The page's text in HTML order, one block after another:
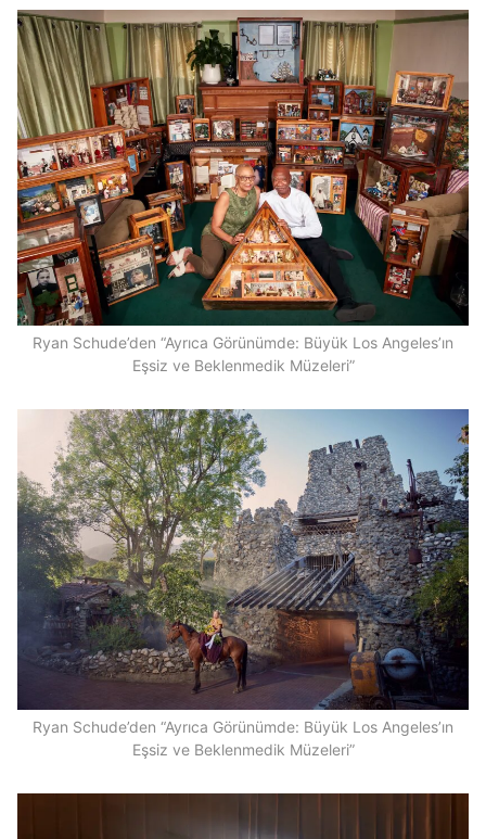
Ryan Schude’den “Ayrıca Görünümde: Büyük Los Angeles’ın
Eşsiz ve Beklenmedik Müzeleri”
Ryan Schude’den “Ayrıca Görünümde: Büyük Los Angeles’ın
Eşsiz ve Beklenmedik Müzeleri”